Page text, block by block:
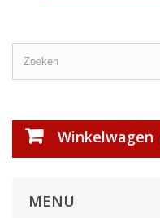
Winkelwagen
MENU